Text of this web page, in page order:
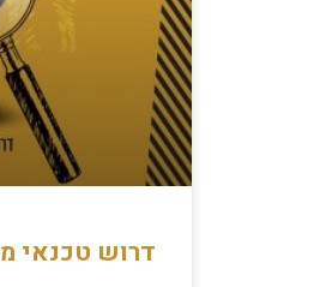
דרוש טכנאי